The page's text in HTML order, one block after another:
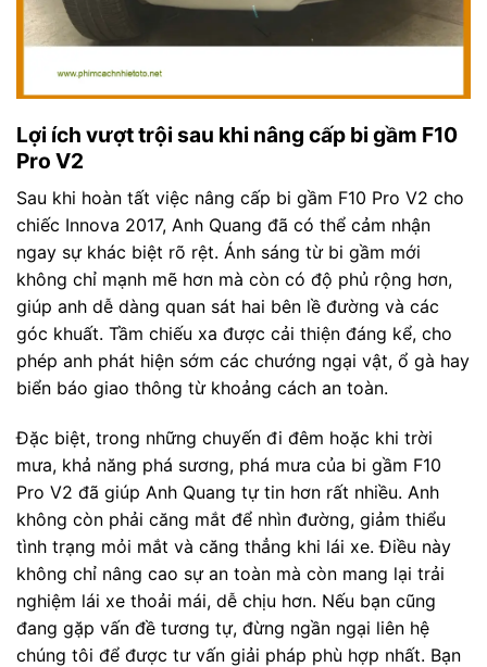
Lợi ích vượt trội sau khi nâng cấp bi gầm F10
Pro V2
Sau khi hoàn tất việc nâng cấp bi gầm F10 Pro V2 cho
chiếc Innova 2017, Anh Quang đã có thể cảm nhận
ngay sự khác biệt rõ rệt. Ánh sáng từ bi gầm mới
không chỉ mạnh mẽ hơn mà còn có độ phủ rộng hơn,
giúp anh dễ dàng quan sát hai bên lề đường và các
góc khuất. Tầm chiếu xa được cải thiện đáng kể, cho
phép anh phát hiện sớm các chướng ngại vật, ổ gà hay
biển báo giao thông từ khoảng cách an toàn.
Đặc biệt, trong những chuyến đi đêm hoặc khi trời
mưa, khả năng phá sương, phá mưa của bi gầm F10
Pro V2 đã giúp Anh Quang tự tin hơn rất nhiều. Anh
không còn phải căng mắt để nhìn đường, giảm thiểu
tình trạng mỏi mắt và căng thẳng khi lái xe. Điều này
không chỉ nâng cao sự an toàn mà còn mang lại trải
nghiệm lái xe thoải mái, dễ chịu hơn. Nếu bạn cũng
đang gặp vấn đề tương tự, đừng ngần ngại liên hệ
chúng tôi để được tư vấn giải pháp phù hợp nhất. Bạn